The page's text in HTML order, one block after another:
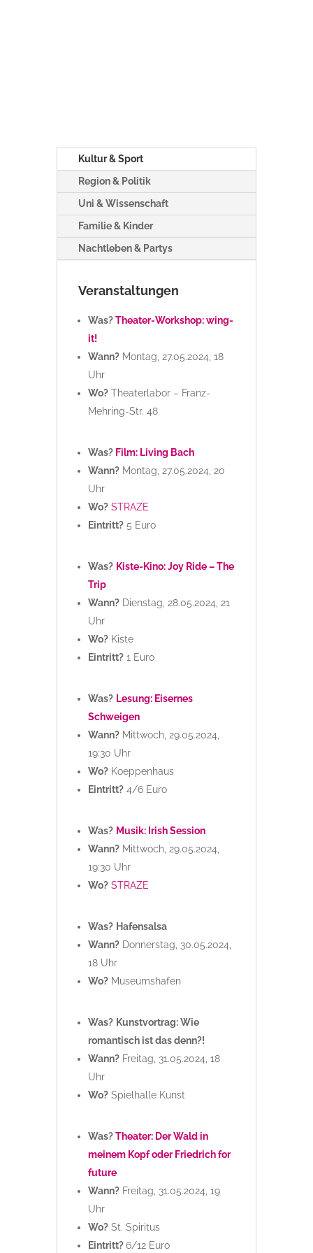
Kultur & Sport
Region & Politik
Uni & Wissenschaft
Familie & Kinder
Nachtleben & Partys
Veranstaltungen
Was?Theater-Workshop: wing-
it!
Wann?Montag, 27.05.2024, 18
Uhr
Wo?Theaterlabor – Franz-
Mehring-Str. 48
Was? Film: Living Bach
Wann?Montag, 27.05.2024, 20
Uhr
Wo? STRAZE
Eintritt?5 Euro
Was? Kiste-Kino: Joy Ride – The
Trip
Wann?Dienstag, 28.05.2024, 21
Uhr
Wo?Kiste
Eintritt?1 Euro
Was? Lesung: Eisernes
Schweigen
Wann?Mittwoch, 29.05.2024,
19:30 Uhr
Wo?Koeppenhaus
Eintritt?4/6 Euro
Was? Musik: Irish Session
Wann?Mittwoch, 29.05.2024,
19:30 Uhr
Wo? STRAZE
Was? Hafensalsa
Wann?Donnerstag, 30.05.2024,
18 Uhr
Wo?Museumshafen
Was? Kunstvortrag: Wie
romantisch ist das denn?!
Wann?Freitag, 31.05.2024, 18
Uhr
Wo?Spielhalle Kunst
Was?Theater: Der Wald in
meinem Kopf oder Friedrich for
future
Wann?Freitag, 31.05.2024, 19
Uhr
Wo?St. Spiritus
Eintritt?6/12 Euro